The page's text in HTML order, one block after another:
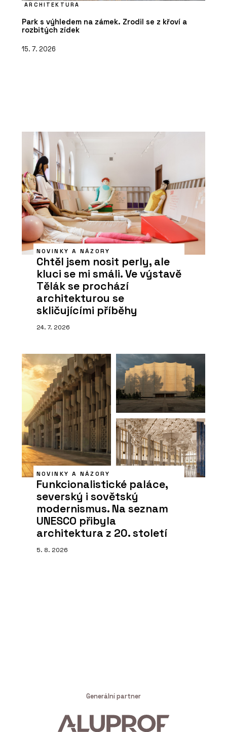
ARCHITEKTURA
Park s výhledem na zámek. Zrodil se z křoví a
rozbitých zídek
15. 7. 2026
NOVINKY A NÁZORY
Chtěl jsem nosit perly, ale
kluci se mi smáli. Ve výstavě
Tělák se prochází
architekturou se
skličujícími příběhy
24. 7. 2026
NOVINKY A NÁZORY
Funkcionalistické paláce,
severský i sovětský
modernismus. Na seznam
UNESCO přibyla
architektura z 20. století
5. 8. 2026
Generální partner